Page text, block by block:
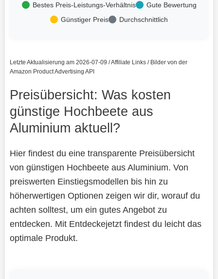
Bestes Preis-Leistungs-Verhältnis
Gute Bewertung
Günstiger Preis
Durchschnittlich
Letzte Aktualisierung am 2026-07-09 / Affiliate Links / Bilder von der
Amazon Product Advertising API
Preisübersicht: Was kosten
günstige Hochbeete aus
Aluminium aktuell?
Hier findest du eine transparente Preisübersicht
von günstigen Hochbeete aus Aluminium. Von
preiswerten Einstiegsmodellen bis hin zu
höherwertigen Optionen zeigen wir dir, worauf du
achten solltest, um ein gutes Angebot zu
entdecken. Mit Entdeckejetzt findest du leicht das
optimale Produkt.